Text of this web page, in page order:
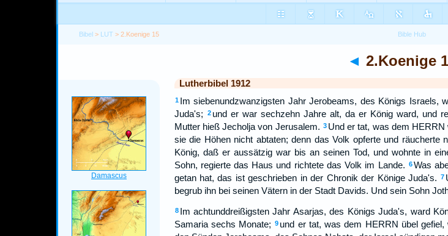
Bibel > LUT > 2.Koenige 15
◄ 2.Koenige
Lutherbibel 1912
1 Im siebenundzwanzigsten Jahr Jerobeams, des Königs Israels,
Juda's;
2 und er war sechzehn Jahre alt, da er König ward, und
Mutter hieß Jecholja von Jerusalem. 3 Und er tat, was dem HERRN
sie die Höhen nicht abtaten; denn das Volk opferte und räucherte
König, daß er aussätzig war bis an seinen Tod, und wohnte in
Sohn, regierte das Haus und richtete das Volk im Lande. 6Was
getan hat, das ist geschrieben in der Chronik der Könige Juda's.
7
begrub ihn bei seinen Vätern in der Stadt Davids. Und sein Sohn
8 Im achtunddreißigsten Jahr Asarjas, des Königs Juda's, ward
Samaria sechs Monate;
9 und er tat, was dem HERRN übel